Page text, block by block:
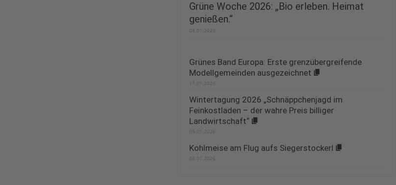
Grüne Woche 2026: „Bio erleben. Heimat
genießen.“
08.01.2026
Grünes Band Europa: Erste grenzübergreifende
Modellgemeinden ausgezeichnet
11.01.2026
Wintertagung 2026 „Schnäppchenjagd im
Feinkostladen – der wahre Preis billiger
Landwirtschaft“
09.01.2026
Kohlmeise am Flug aufs Siegerstockerl
08.01.2026